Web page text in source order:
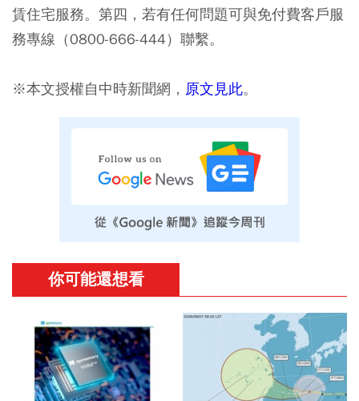
賃住宅服務。第四，若有任何問題可與免付費客戶服
務專線（0800-666-444）聯繫。
※本文授權自中時新聞網， 原文見此。